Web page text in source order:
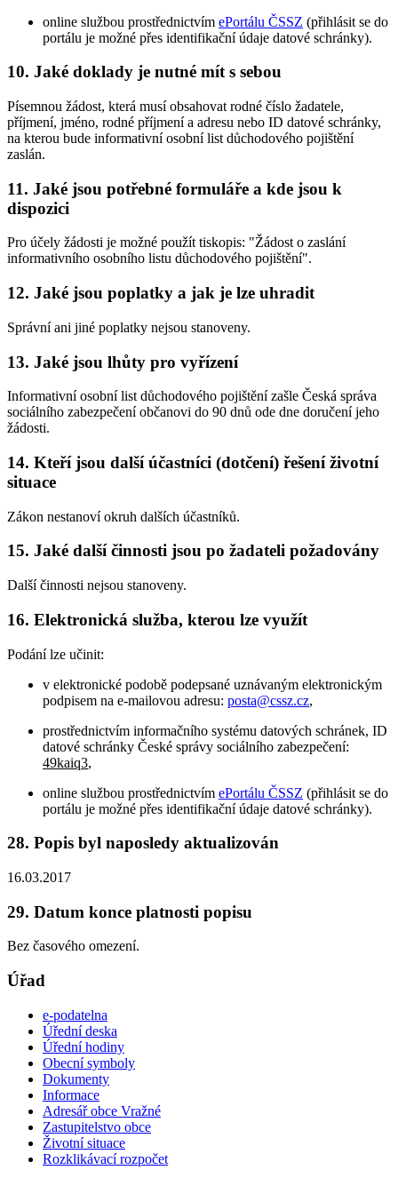
online službou prostřednictvím ePortálu ČSSZ (přihlásit se do
portálu je možné přes identifikační údaje datové schránky).
10. Jaké doklady je nutné mít s sebou
Písemnou žádost, která musí obsahovat rodné číslo žadatele,
příjmení, jméno, rodné příjmení a adresu nebo ID datové schránky,
na kterou bude informativní osobní list důchodového pojištění
zaslán.
11. Jaké jsou potřebné formuláře a kde jsou k
dispozici
Pro účely žádosti je možné použít tiskopis: "Žádost o zaslání
informativního osobního listu důchodového pojištění".
12. Jaké jsou poplatky a jak je lze uhradit
Správní ani jiné poplatky nejsou stanoveny.
13. Jaké jsou lhůty pro vyřízení
Informativní osobní list důchodového pojištění zašle Česká správa
sociálního zabezpečení občanovi do 90 dnů ode dne doručení jeho
žádosti.
14. Kteří jsou další účastníci (dotčení) řešení životní
situace
Zákon nestanoví okruh dalších účastníků.
15. Jaké další činnosti jsou po žadateli požadovány
Další činnosti nejsou stanoveny.
16. Elektronická služba, kterou lze využít
Podání lze učinit:
v elektronické podobě podepsané uznávaným elektronickým
podpisem na e-mailovou adresu: posta@cssz.cz,
prostřednictvím informačního systému datových schránek, ID
datové schránky České správy sociálního zabezpečení:
49kaiq3,
online službou prostřednictvím ePortálu ČSSZ (přihlásit se do
portálu je možné přes identifikační údaje datové schránky).
28. Popis byl naposledy aktualizován
16.03.2017
29. Datum konce platnosti popisu
Bez časového omezení.
Úřad
e-podatelna
Úřední deska
Úřední hodiny
Obecní symboly
Dokumenty
Informace
Adresář obce Vražné
Zastupitelstvo obce
Životní situace
Rozklikávací rozpočet